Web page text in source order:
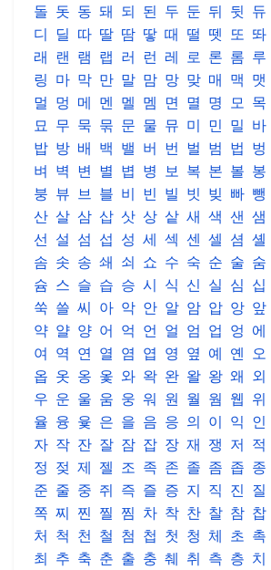
돌 돗 동 돼 되 된 두 둔 뒤 뒷 듀
디 딜 따 딸 땀 땋 때 떨 뗏 또 똬
래 랜 램 랩 러 런 레 로 론 롬 루
링 마 막 만 말 맘 망 맞 매 맥 맷
멀 멍 메 멘 멜 멤 면 멸 명 모 목
묘 무 묵 묶 문 물 뮤 미 민 밀 바
밥 방 배 백 밸 버 번 벌 범 법 벙
벼 벽 변 별 볍 병 보 복 본 볼 봉
붕 뷰 브 블 비 빈 빌 빗 빚 빠 뺑
산 살 삼 삽 삿 상 샅 새 색 샌 샘
선 설 섬 섭 성 세 섹 센 셀 셤 셸
솜 솟 송 쇄 쇠 쇼 수 숙 순 술 숨
슘 스 슬 습 승 시 식 신 실 심 십
쑥 쓸 씨 아 악 안 알 암 압 앙 앞
약 얄 양 어 억 언 얼 엄 업 엉 에
여 역 연 열 염 엽 영 옆 예 옌 오
옵 옷 옹 옻 와 왁 완 왈 왕 왜 외
우 운 울 움 웅 워 원 월 웜 웹 위
율 융 윷 은 을 음 응 의 이 익 인
자 작 잔 잘 잠 잡 장 재 쟁 저 적
정 젖 제 젤 조 족 존 졸 좀 좁 종
준 줄 중 쥐 즉 즐 증 지 직 진 질
쪽 찌 찐 찔 찜 차 착 찬 찰 참 찹
처 척 천 철 첨 첩 첫 청 체 초 촉
최 추 축 춘 출 충 췌 취 측 층 치